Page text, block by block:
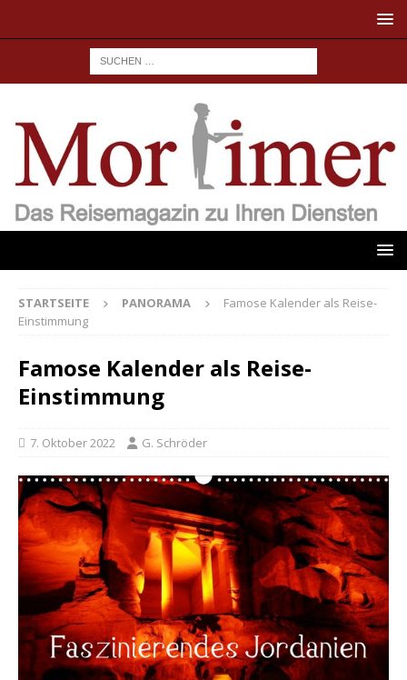
STARTSEITE PANORAMA
Famose Kalender als Reise-
Einstimmung
Famose Kalender als Reise-
Einstimmung
7. Oktober 2022 G. Schröder